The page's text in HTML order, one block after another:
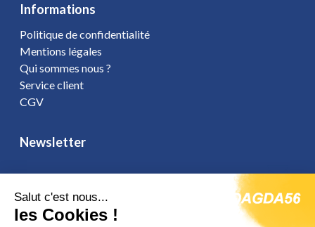
Informations
Politique de confidentialité
Mentions légales
Qui sommes nous ?
Service client
CGV
Newsletter
Vous affirmez avoir pris connaissance de notre
politique de
Salut c'est nous...
les Cookies !